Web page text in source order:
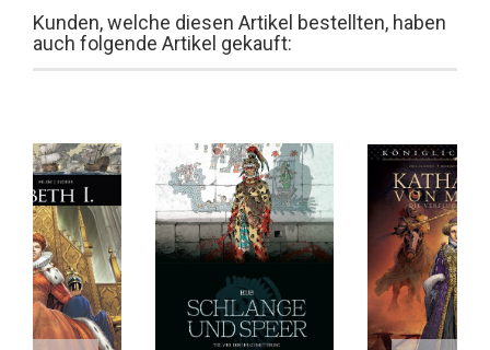
Kunden, welche diesen Artikel bestellten, haben
auch folgende Artikel gekauft: